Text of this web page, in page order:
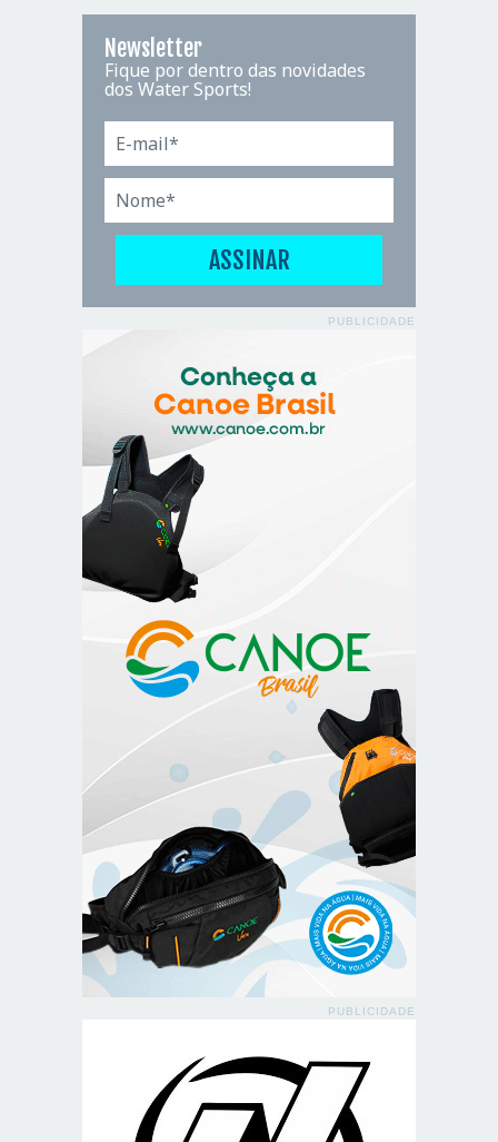
Newsletter
Fique por dentro das novidades
dos Water Sports!
PUBLICIDADE
PUBLICIDADE